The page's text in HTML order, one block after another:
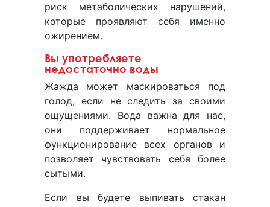
риск метаболических нарушений,
которые проявляют себя именно
ожирением.
Вы употребляете
недостаточно воды
Жажда может маскироваться под
голод, если не следить за своими
ощущениями. Вода важна для нас,
они поддерживает нормальное
функционирование всех органов и
позволяет чувствовать себя более
сытыми.
Если вы будете выпивать стакан